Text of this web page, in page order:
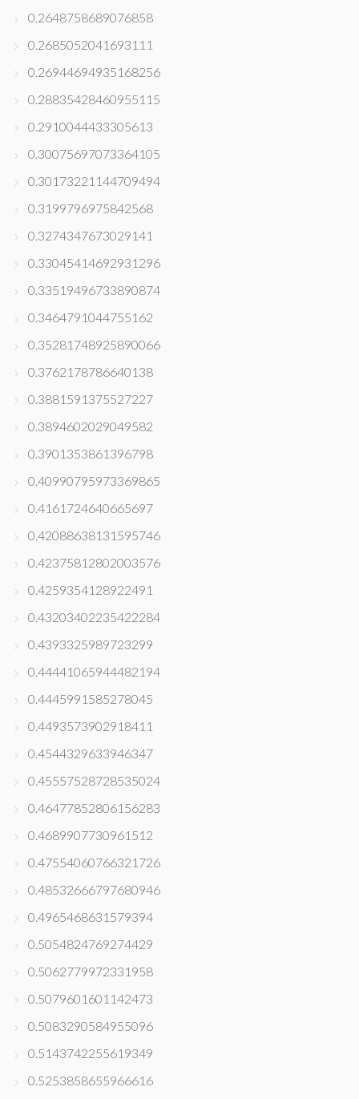
0.2648758689076858
0.2685052041693111
0.26944694935168256
0.28835428460955115
0.2910044433305613
0.30075697073364105
0.30173221144709494
0.3199796975842568
0.3274347673029141
0.33045414692931296
0.33519496733890874
0.3464791044755162
0.35281748925890066
0.3762178786640138
0.3881591375527227
0.3894602029049582
0.3901353861396798
0.40990795973369865
0.4161724640665697
0.42088638131595746
0.42375812802003576
0.4259354128922491
0.43203402235422284
0.4393325989723299
0.44441065944482194
0.4445991585278045
0.4493573902918411
0.4544329633946347
0.45557528728535024
0.46477852806156283
0.4689907730961512
0.47554060766321726
0.48532666797680946
0.4965468631579394
0.5054824769274429
0.5062779972331958
0.5079601601142473
0.5083290584955096
0.5143742255619349
0.5253858655966616